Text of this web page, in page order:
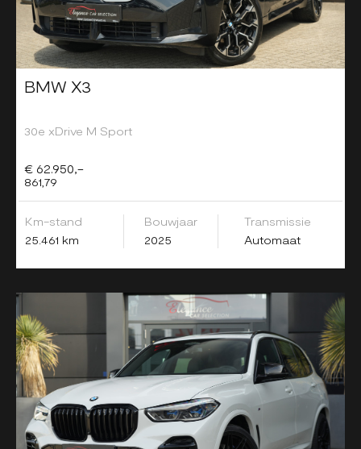
BMW X3
30e xDrive M Sport
€ 62.950,-
861,79
Km-stand
25.461 km
Bouwjaar
2025
Transmissie
Automaat